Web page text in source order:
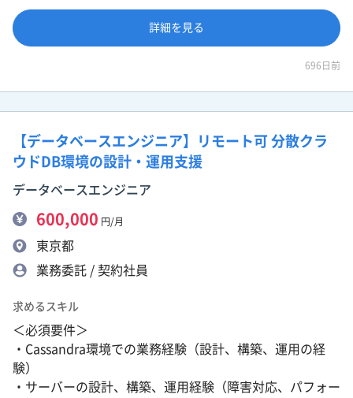
詳細を見る
696日前
【データベースエンジニア】リモート可 分散クラ
ウドDB環境の設計・運用支援
データベースエンジニア
600,000 円/月
東京都
業務委託 / 契約社員
求めるスキル
＜必須要件＞
・Cassandra環境での業務経験（設計、構築、運用の経
験）
・サーバーの設計、構築、運用経験（障害対応、パフォー